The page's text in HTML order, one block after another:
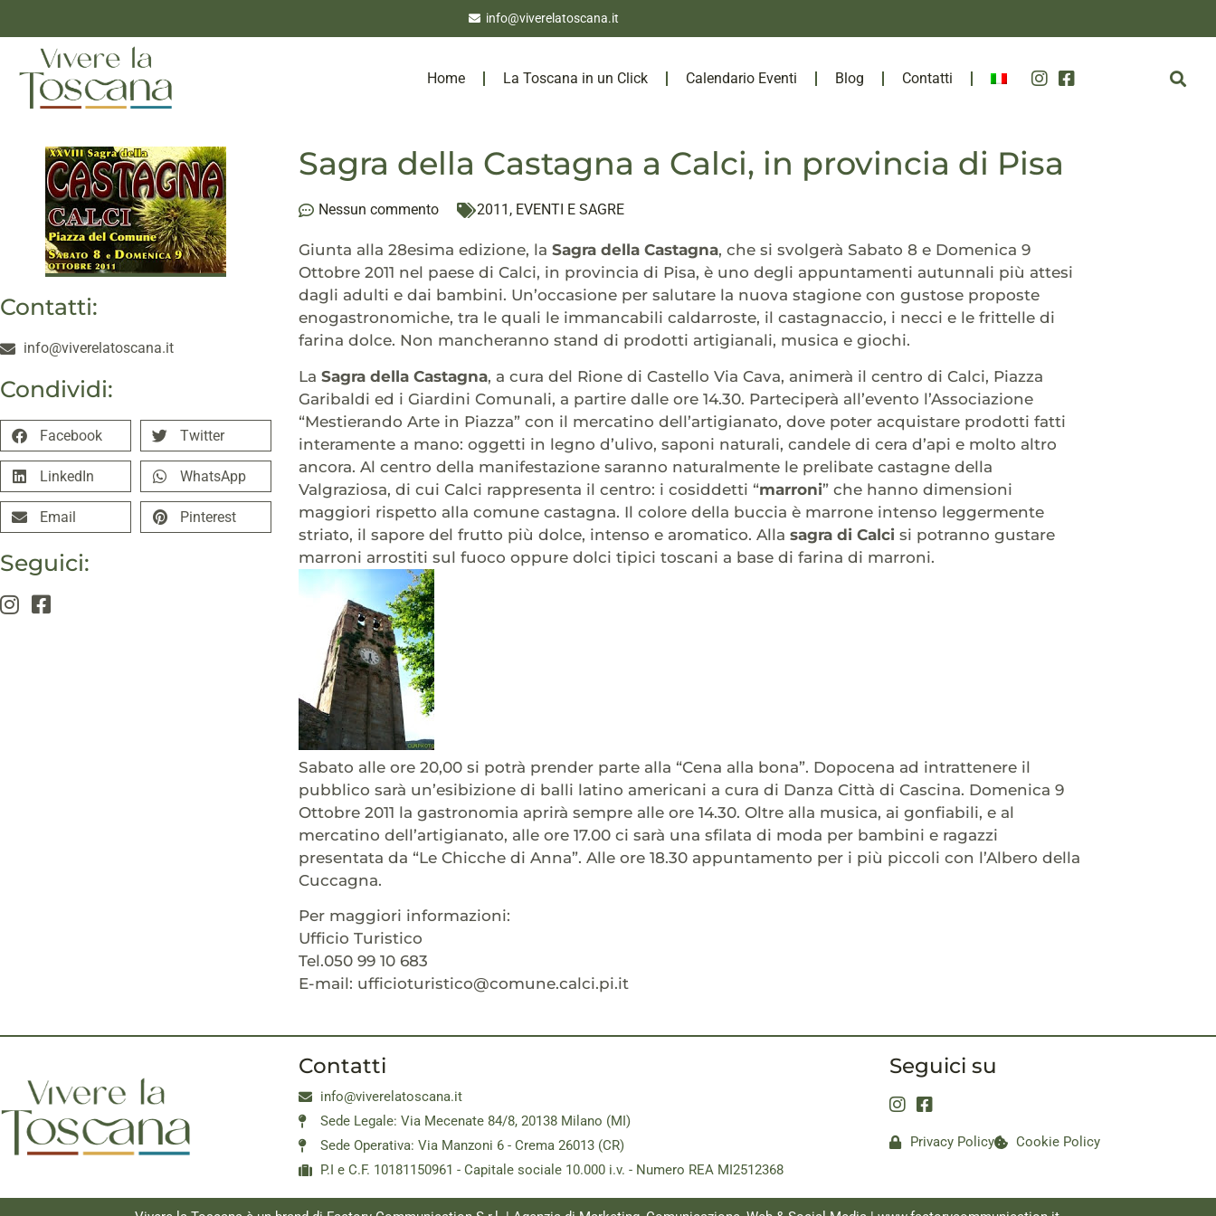
info@viverelatoscana.it
Home La Toscana in un Click Calendario Eventi Blog Contatti
Contatti:
info@viverelatoscana.it
Condividi:
Facebook Twitter
LinkedIn WhatsApp
Email Pinterest
Seguici:
Sagra della Castagna a Calci, in provincia di Pisa
Nessun commento 2011 , EVENTI E SAGRE
Giunta alla 28esima edizione, la Sagra della Castagna, che si svolgerà Sabato 8 e Domenica 9
Ottobre 2011 nel paese di Calci, in provincia di Pisa, è uno degli appuntamenti autunnali più attesi
dagli adulti e dai bambini. Un’occasione per salutare la nuova stagione con gustose proposte
enogastronomiche, tra le quali le immancabili caldarroste, il castagnaccio, i necci e le frittelle di
farina dolce. Non mancheranno stand di prodotti artigianali, musica e giochi.
La Sagra della Castagna, a cura del Rione di Castello Via Cava, animerà il centro di Calci, Piazza
Garibaldi ed i Giardini Comunali, a partire dalle ore 14.30. Parteciperà all’evento l’Associazione
“Mestierando Arte in Piazza” con il mercatino dell’artigianato, dove poter acquistare prodotti fatti
interamente a mano: oggetti in legno d’ulivo, saponi naturali, candele di cera d’api e molto altro
ancora. Al centro della manifestazione saranno naturalmente le prelibate castagne della
Valgraziosa, di cui Calci rappresenta il centro: i cosiddetti “marroni” che hanno dimensioni
maggiori rispetto alla comune castagna. Il colore della buccia è marrone intenso leggermente
striato, il sapore del frutto più dolce, intenso e aromatico. Alla sagra di Calci si potranno gustare
marroni arrostiti sul fuoco oppure dolci tipici toscani a base di farina di marroni.
Sabato alle ore 20,00 si potrà prender parte alla “Cena alla bona”. Dopocena ad intrattenere il
pubblico sarà un’esibizione di balli latino americani a cura di Danza Città di Cascina. Domenica 9
Ottobre 2011 la gastronomia aprirà sempre alle ore 14.30. Oltre alla musica, ai gonfiabili, e al
mercatino dell’artigianato, alle ore 17.00 ci sarà una sfilata di moda per bambini e ragazzi
presentata da “Le Chicche di Anna”. Alle ore 18.30 appuntamento per i più piccoli con l’Albero della
Cuccagna.
Per maggiori informazioni:
Ufficio Turistico
Tel.050 99 10 683
E-mail: ufficioturistico@comune.calci.pi.it
Contatti
info@viverelatoscana.it
Sede Legale: Via Mecenate 84/8, 20138 Milano (MI)
Sede Operativa: Via Manzoni 6 - Crema 26013 (CR)
P.I e C.F. 10181150961 - Capitale sociale 10.000 i.v. - Numero REA MI2512368
Seguici su
Privacy Policy Cookie Policy